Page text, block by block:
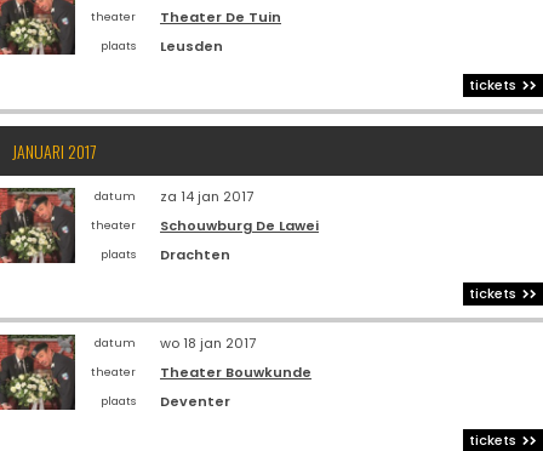
theater Theater De Tuin
plaats
Leusden
tickets
JANUARI 2017
datum za 14 jan 2017
theater Schouwburg De Lawei
plaats
Drachten
tickets
datum wo 18 jan 2017
theater Theater Bouwkunde
plaats
Deventer
tickets